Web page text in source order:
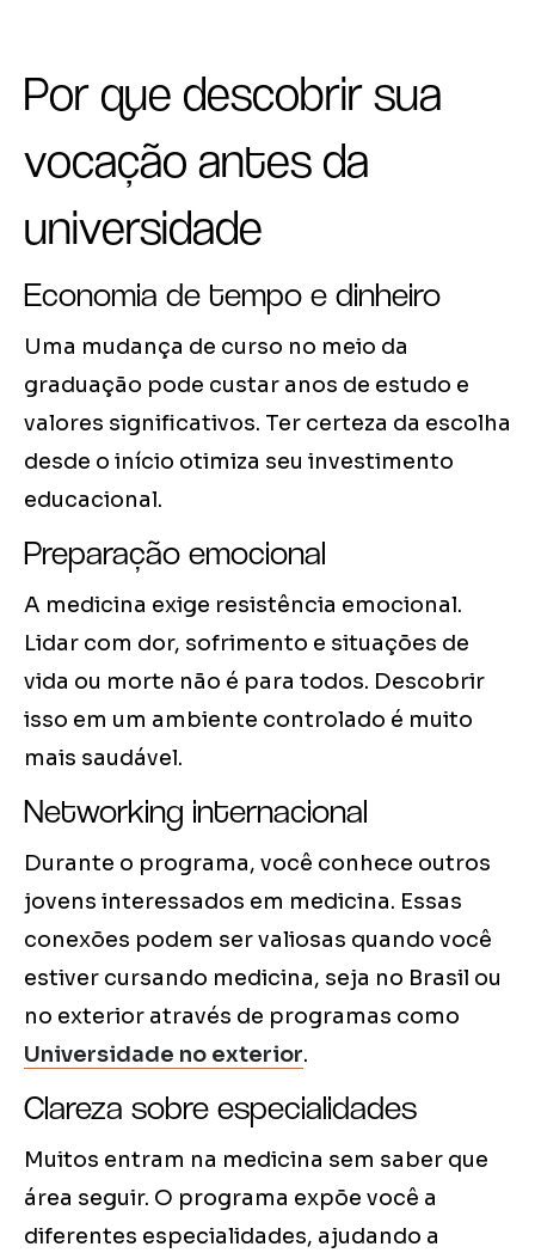
Por que descobrir sua
vocação antes da
universidade
Economia de tempo e dinheiro
Uma mudança de curso no meio da
graduação pode custar anos de estudo e
valores significativos. Ter certeza da escolha
desde o início otimiza seu investimento
educacional.
Preparação emocional
A medicina exige resistência emocional.
Lidar com dor, sofrimento e situações de
vida ou morte não é para todos. Descobrir
isso em um ambiente controlado é muito
mais saudável.
Networking internacional
Durante o programa, você conhece outros
jovens interessados em medicina. Essas
conexões podem ser valiosas quando você
estiver cursando medicina, seja no Brasil ou
no exterior através de programas como
Universidade no exterior.
Clareza sobre especialidades
Muitos entram na medicina sem saber que
área seguir. O programa expõe você a
diferentes especialidades, ajudando a